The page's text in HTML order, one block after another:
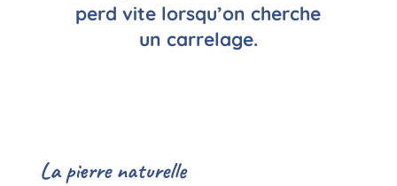
perd vite lorsqu’on cherche
un carrelage.
La pierre naturelle